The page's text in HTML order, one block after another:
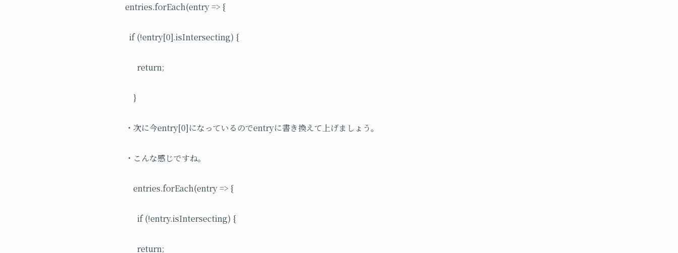
entries.forEach(entry => {
if (!entry[0].isIntersecting) {
return;
}
・次に今entry[0]になっているのでentryに書き換えて上げましょう。
・こんな感じですね。
entries.forEach(entry => {
if (!entry.isIntersecting) {
return;